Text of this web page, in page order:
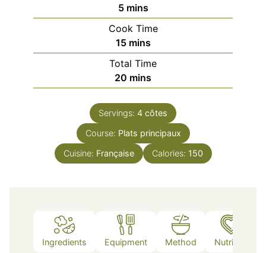
5minutes
mins
Cook Time
15minutes
mins
Total Time
20 minutes
mins
Servings: 4 côtes
Course: Plats principaux
Cuisine: Française Calories: 150
Ingredients Equipment Method Nutrition